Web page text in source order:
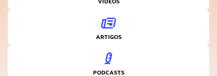
ARTIGOS
PODCASTS